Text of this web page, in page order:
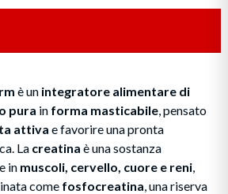
è un integratore alimentare di
pura in forma masticabile, pensato
attiva e favorire una pronta
La creatina è una sostanza
in muscoli, cervello, cuore e reni,
come fosfocreatina, una riserva